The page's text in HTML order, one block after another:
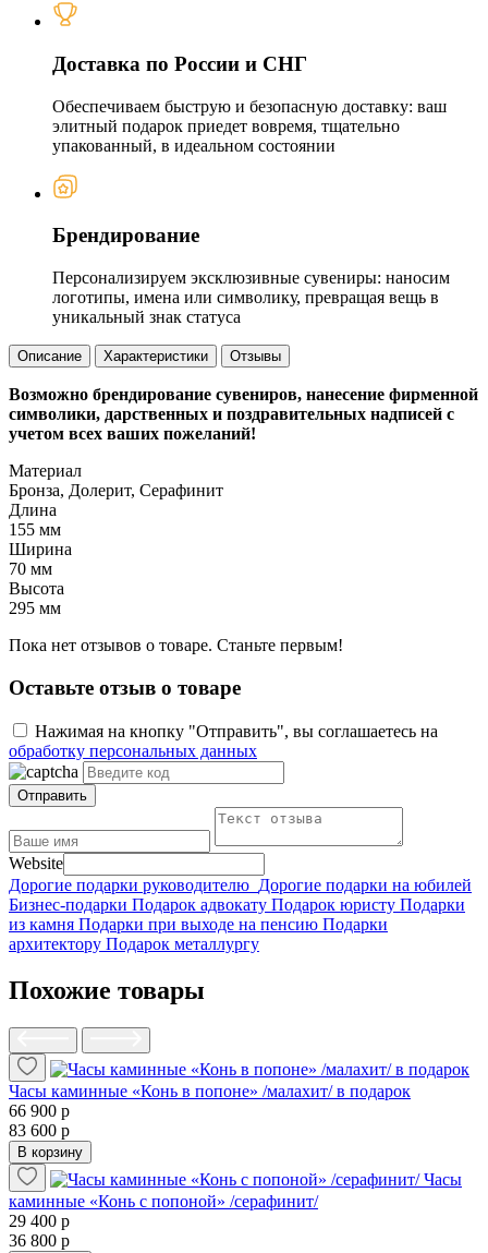
Доставка по России и СНГ
Обеспечиваем быструю и безопасную доставку: ваш
элитный подарок приедет вовремя, тщательно
упакованный, в идеальном состоянии
Брендирование
Персонализируем эксклюзивные сувениры: наносим
логотипы, имена или символику, превращая вещь в
уникальный знак статуса
Описание Характеристики Отзывы
Возможно брендирование сувениров, нанесение фирменной
символики, дарственных и поздравительных надписей с
учетом всех ваших пожеланий!
Материал
Бронза, Долерит, Серафинит
Длина
155 мм
Ширина
70 мм
Высота
295 мм
Пока нет отзывов о товаре. Станьте первым!
Оставьте отзыв о товаре
Нажимая на кнопку "Отправить", вы соглашаетесь на
обработку персональных данных
Отправить
Website
Дорогие подарки руководителю Дорогие подарки на юбилей
Бизнес-подарки Подарок адвокату Подарок юристу Подарки
из камня Подарки при выходе на пенсию Подарки
архитектору Подарок металлургу
Похожие товары
Часы каминные «Конь в попоне» /малахит/ в подарок
66 900 р
83 600 р
В корзину
Часы
каминные «Конь с попоной» /серафинит/
29 400 р
36 800 р